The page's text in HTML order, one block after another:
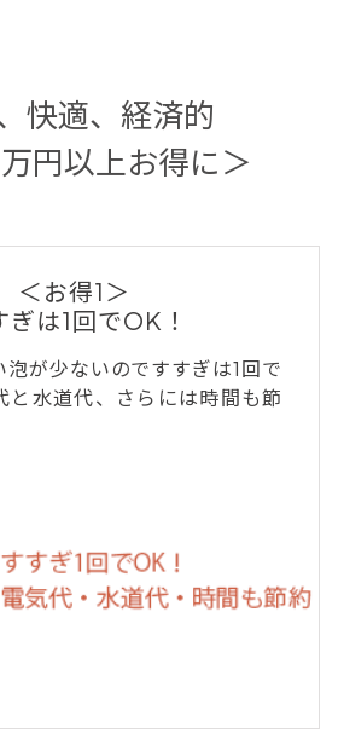
快適、経済的
円以上お得に＞
＜お得1＞
ぎは1回でOK！
が少ないのですすぎは1回で
と水道代、さらには時間も節